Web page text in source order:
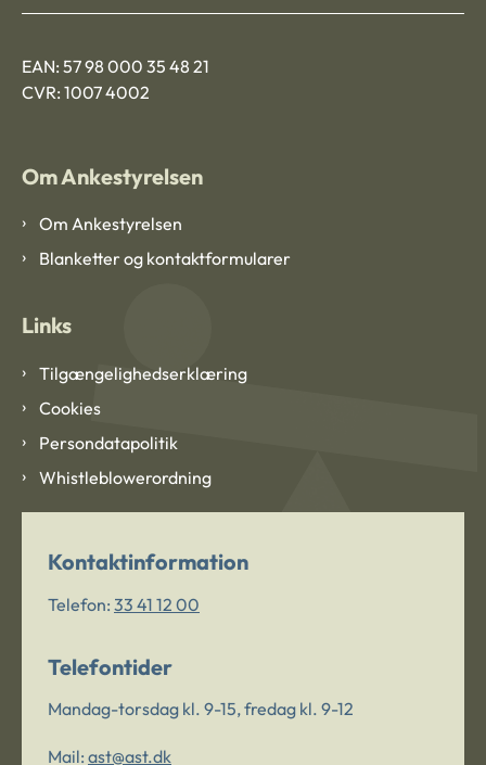
EAN: 57 98 000 35 48 21
CVR: 1007 4002
Om Ankestyrelsen
Om Ankestyrelsen
Blanketter og kontaktformularer
Links
Tilgængelighedserklæring
Cookies
Persondatapolitik
Whistleblowerordning
Kontaktinformation
Telefon: 33 41 12 00
Telefontider
Mandag-torsdag kl. 9-15, fredag kl. 9-12
Mail: ast@ast.dk